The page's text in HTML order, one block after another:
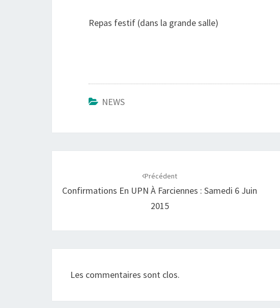
Repas festif (dans la grande salle)
NEWS
Précédent
Confirmations En UPN À Farciennes : Samedi 6 Juin
2015
Les commentaires sont clos.